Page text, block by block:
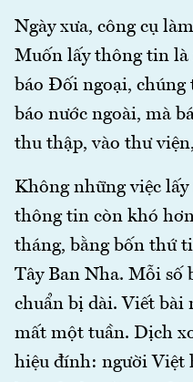
Ngày xưa, công cụ
Muốn lấy thông tin
báo Đối ngoại, chúng
báo nước ngoài, mà
thu thập, vào thư
Không những việc
thông tin còn khó
tháng, bằng bốn thứ
Tây Ban Nha. Mỗi số
chuẩn bị dài. Viết bài
mất một tuần. Dịch
hiệu đính: người Việt